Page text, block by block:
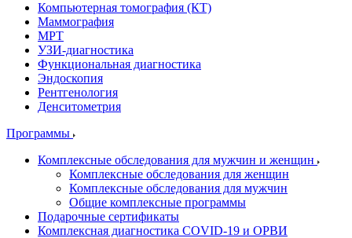
Компьютерная томография (КТ)
Маммография
МРТ
УЗИ-диагностика
Функциональная диагностика
Эндоскопия
Рентгенология
Денситометрия
Программы
Комплексные обследования для мужчин и женщин
Комплексные обследования для женщин
Комплексные обследования для мужчин
Общие комплексные программы
Подарочные сертификаты
Комплексная диагностика COVID-19 и ОРВИ